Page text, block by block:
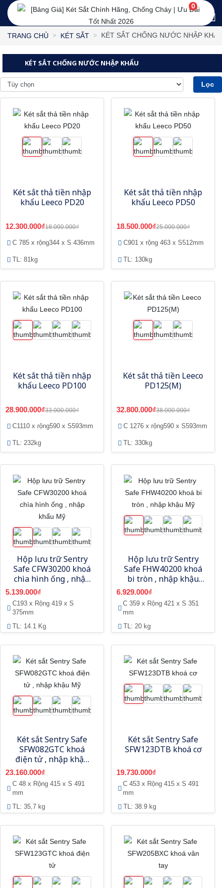
0
TRANG CHỦ KÉT SẮT KÉT SẮT CHỐNG NƯỚC NHẬP
KÉT SẮT CHỐNG NƯỚC NHẬP KHẨU
Lọc
Két sắt thả tiền nhập
khẩu Leeco PD20
12.300.000₫18.000.000₫
C 785 x rộng344 x S 436mm
TL: 81kg
Két sắt thả tiền nhập
khẩu Leeco PD50
18.500.000₫25.000.000₫
C901 x rộng 463 x S512mm
TL: 130kg
Két sắt thả tiền nhập
khẩu Leeco PD100
28.900.000₫33.000.000₫
C1110 x rộng590 x S593mm
TL: 232kg
Két sắt thả tiền Leeco
PD125(M)
32.800.000₫38.000.000₫
C 1276 x rộng590 x S593mm
TL: 330kg
Hộp lưu trữ Sentry
Safe CFW30200 khoá
chìa hình ống , nhập
khẩu Mỹ
5.139.000₫
C193 x Rộng 419 x S
375mm
TL: 14.1 Kg
Hộp lưu trữ Sentry
Safe FHW40200 khoá
bi tròn , nhập khậu
6.929.000₫
C 359 x Rộng 421 x S 351
mm
TL: 20 kg
Két sắt Sentry Safe
SFW082GTC khoá
điện tử , nhập khậu
23.160.000₫
C 48 x Rộng 415 x S 491
mm
TL: 35,7 kg
Két sắt Sentry Safe
SFW123DTB khoá cơ
19.730.000₫
C 453 x Rộng 415 x S 491
mm
TL: 38.9 kg